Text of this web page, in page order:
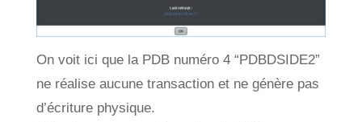
On voit ici que la PDB numéro 4 “PDBDSIDE2”
ne réalise aucune transaction et ne génère pas
d’écriture physique.